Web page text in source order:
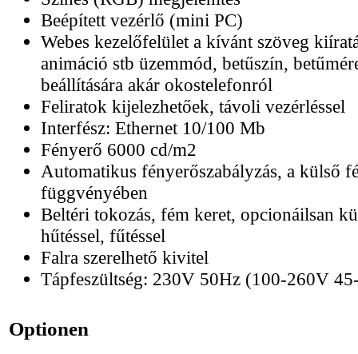
Beépített vezérlő (mini PC)
Webes kezelőfelület a kívánt szöveg
animáció stb üzemmód, betűszín,
beállítására akár okostelefonról
Feliratok kijelezhetőek, távoli vezérléssel
Interfész: Ethernet 10/100 Mb
Fényerő 6000 cd/m2
Automatikus fényerőszabályzás, a külső
függvényében
Beltéri tokozás, fém keret, opcionáilsan
hűtéssel, fűtéssel
Falra szerelhető kivitel
Tápfeszültség: 230V 50Hz (100-260V
Optionen